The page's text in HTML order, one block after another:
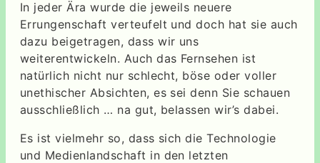
In jeder Ära wurde die jeweils neuere
Errungenschaft verteufelt und doch hat sie auch
dazu beigetragen, dass wir uns
weiterentwickeln. Auch das Fernsehen ist
natürlich nicht nur schlecht, böse oder voller
unethischer Absichten, es sei denn Sie schauen
ausschließlich … na gut, belassen wir’s dabei.
Es ist vielmehr so, dass sich die Technologie
und Medienlandschaft in den letzten